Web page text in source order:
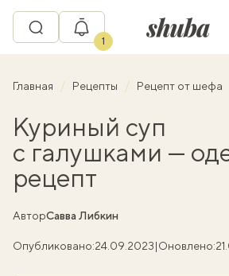
1
Главная Рецепты Рецепт от шефа
Куриный суп
с галушками —
рецепт
АвторСавва Либкин
Опубликовано:24.09.2023|Оновлено: